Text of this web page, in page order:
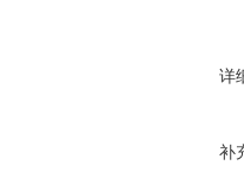
详
补